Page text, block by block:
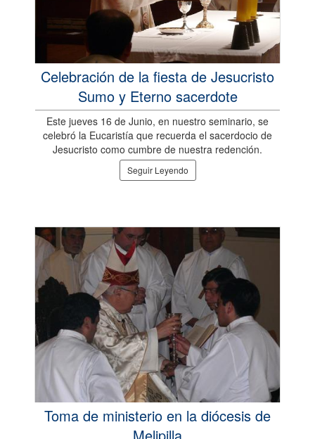
Celebración de la fiesta de Jesucristo
Sumo y Eterno sacerdote
Este jueves 16 de Junio, en nuestro seminario, se
celebró la Eucaristía que recuerda el sacerdocio de
Jesucristo como cumbre de nuestra redención.
Seguir Leyendo
Toma de ministerio en la diócesis de
Melipilla